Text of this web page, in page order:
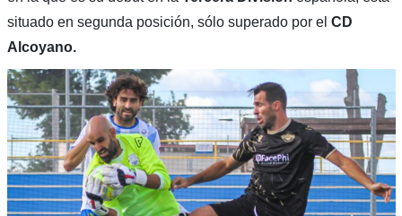
situado en segunda posición, sólo superado por el CD
Alcoyano.